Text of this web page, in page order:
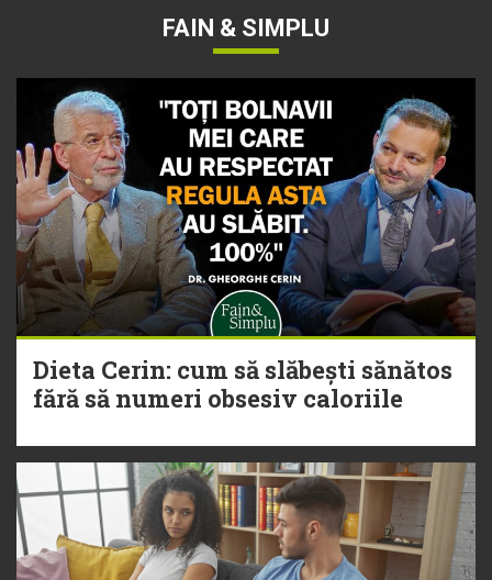
FAIN & SIMPLU
Dieta Cerin: cum să slăbești sănătos
fără să numeri obsesiv caloriile